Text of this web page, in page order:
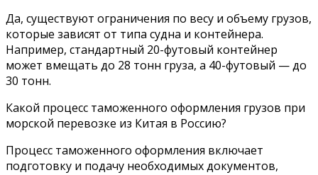
Да, существуют ограничения по весу и объему грузов,
которые зависят от типа судна и контейнера.
Например, стандартный 20-футовый контейнер
может вмещать до 28 тонн груза, а 40-футовый — до
30 тонн.
Какой процесс таможенного оформления грузов при
морской перевозке из Китая в Россию?
Процесс таможенного оформления включает
подготовку и подачу необходимых документов,